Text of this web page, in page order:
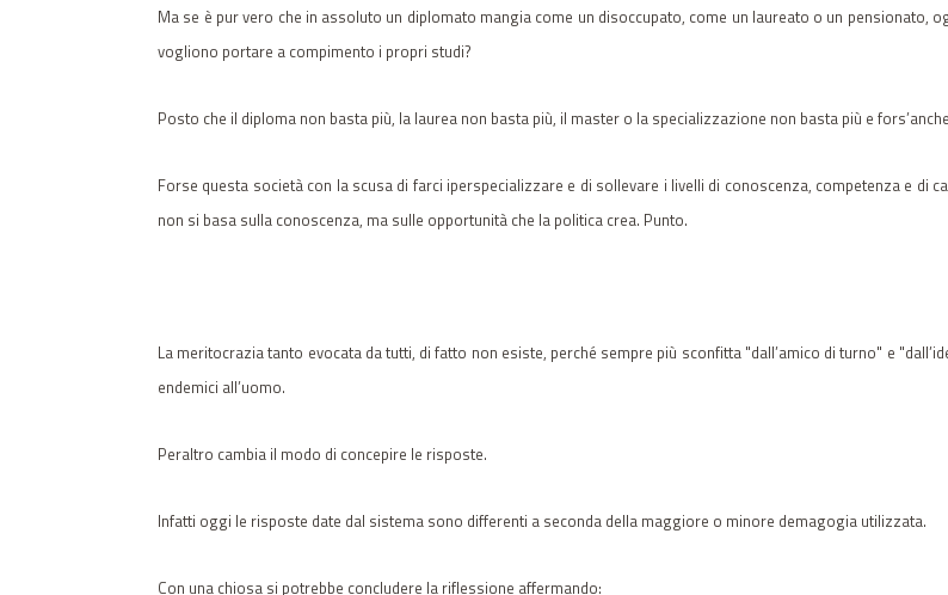
Ma se è pur vero che in assoluto un diplomato mangia come un disoccupato, come un laureato o un
vogliono portare a compimento i propri studi?
Posto che il diploma non basta più, la laurea non basta più, il master o la specializzazione non basta più e
Forse questa società con la scusa di farci iperspecializzare e di sollevare i livelli di conoscenza, competenza e di
non si basa sulla conoscenza, ma sulle opportunità che la politica crea. Punto.
La meritocrazia tanto evocata da tutti, di fatto non esiste, perché sempre più sconfitta "dall’amico di turno" e
endemici all’uomo.
Peraltro cambia il modo di concepire le risposte.
Infatti oggi le risposte date dal sistema sono differenti a seconda della maggiore o minore demagogia utilizzata.
Con una chiosa si potrebbe concludere la riflessione affermando: